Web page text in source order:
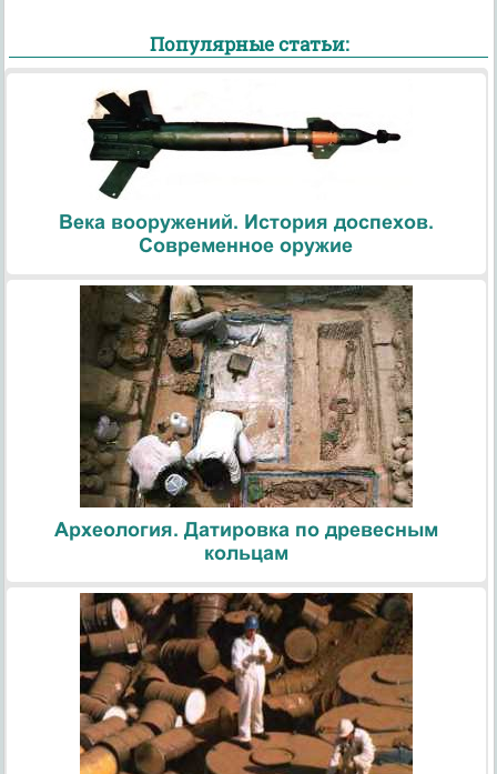
Популярные статьи:
Века вооружений. История доспехов.
Современное оружие
Археология. Датировка по древесным
кольцам